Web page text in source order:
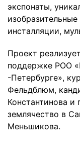
экспонаты,
инсталляции,
Проект
поддержке РОО
-Петербурге»,
Фельдблюм,
Константинова
землячество в
Меньшикова.